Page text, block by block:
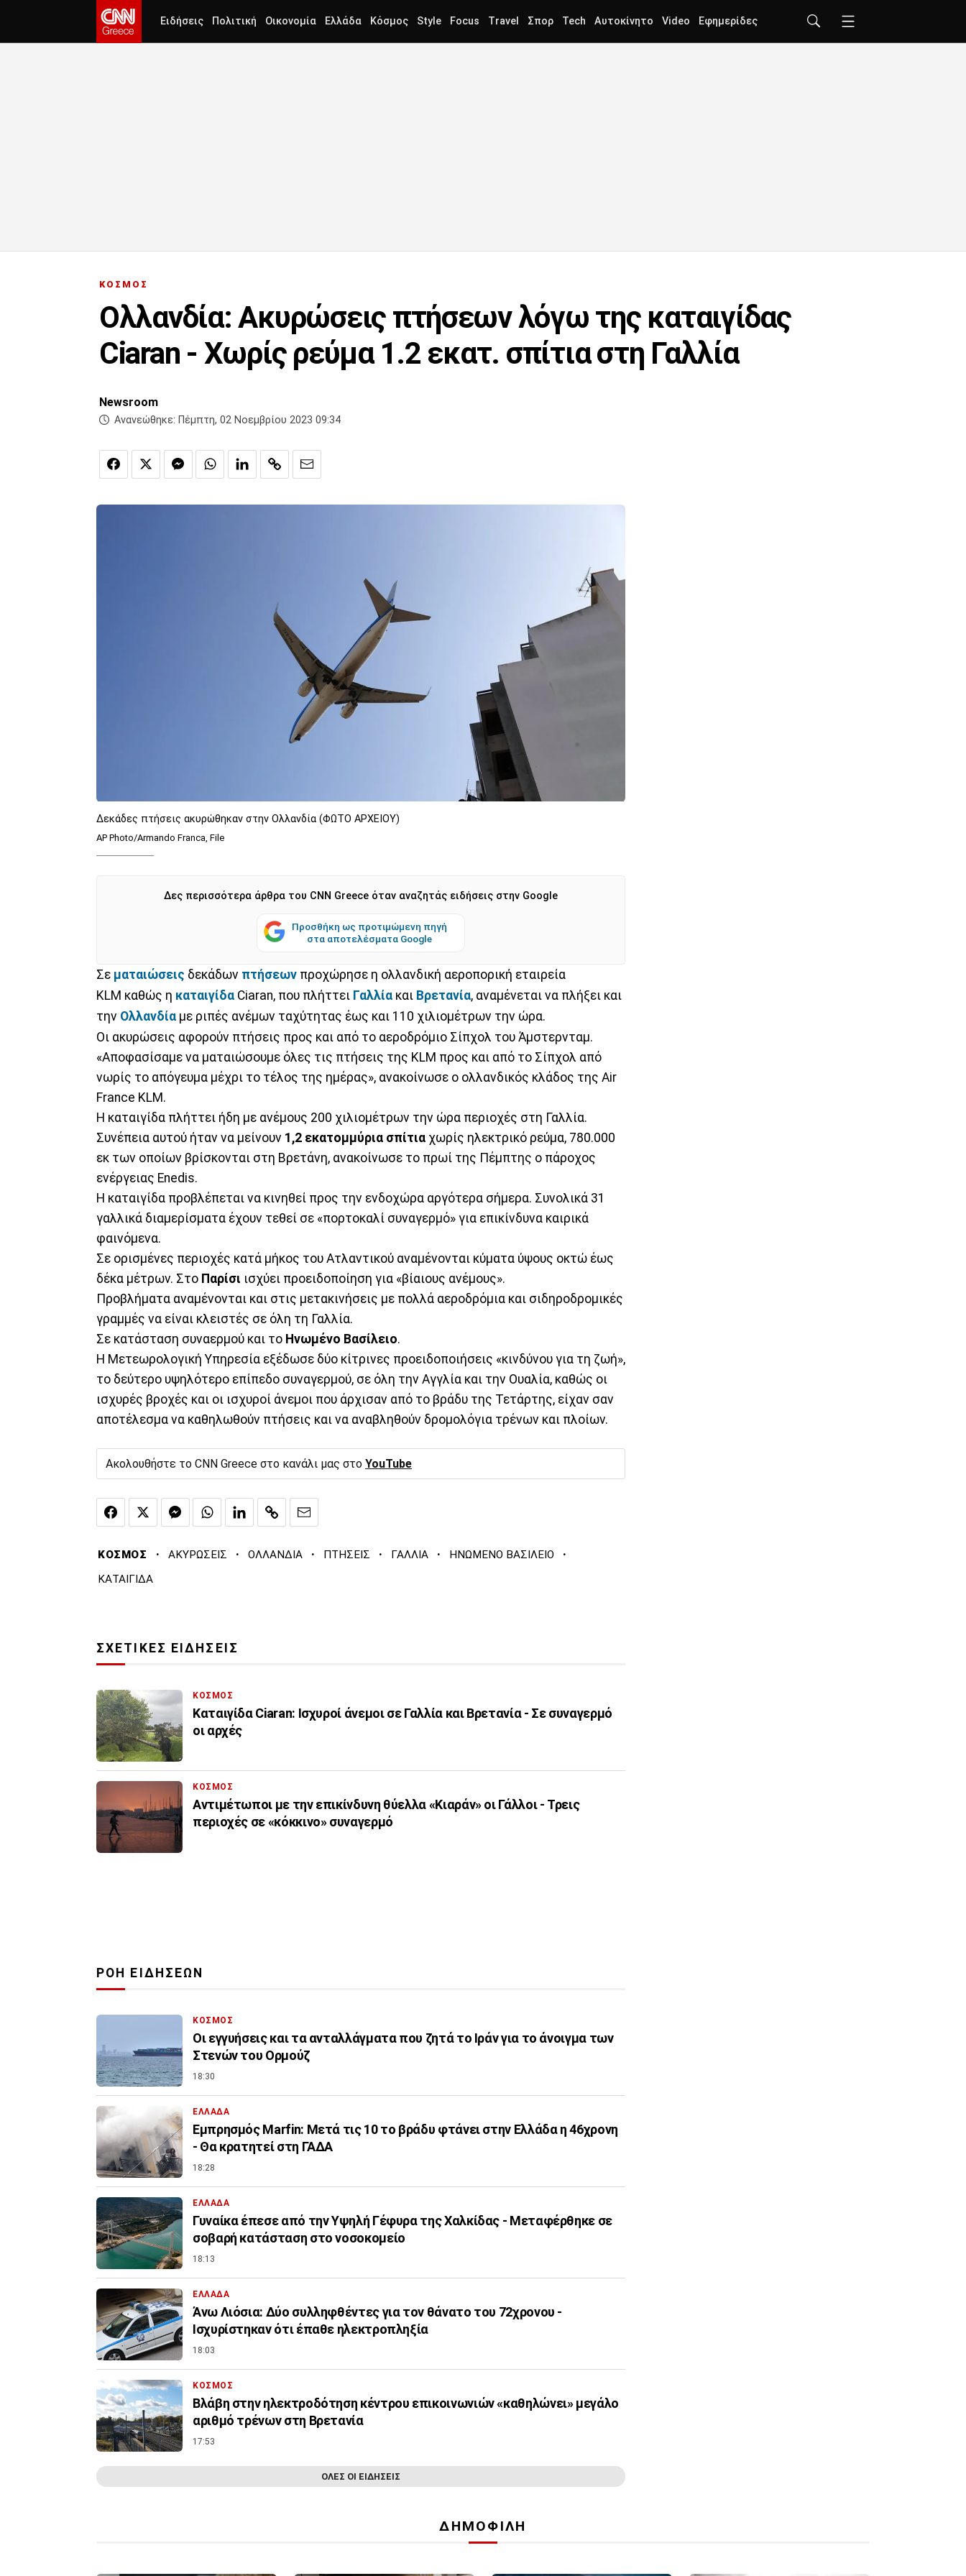
Ειδήσεις Πολιτική Οικονομία Ελλάδα Κόσμος Style Focus Travel Σπορ Tech Αυτοκίνητο Video Εφημερίδες
ΚΟΣΜΟΣ
Ολλανδία: Ακυρώσεις πτήσεων λόγω της καταιγίδας
Ciaran - Χωρίς ρεύμα 1.2 εκατ. σπίτια στη Γαλλία
Newsroom
Ανανεώθηκε: Πέμπτη, 02 Νοεμβρίου 2023 09:34
Δεκάδες πτήσεις ακυρώθηκαν στην Ολλανδία (ΦΩΤΟ ΑΡΧΕΙΟΥ)
AP Photo/Armando Franca, File
Δες περισσότερα άρθρα του CNN Greece όταν αναζητάς ειδήσεις στην Google
Προσθήκη ως προτιμώμενη πηγή
στα αποτελέσματα Google
Σε ματαιώσεις δεκάδων πτήσεων προχώρησε η ολλανδική αεροπορική εταιρεία
KLM καθώς η καταιγίδα Ciaran, που πλήττει Γαλλία και Βρετανία, αναμένεται να πλήξει και
την Ολλανδία με ριπές ανέμων ταχύτητας έως και 110 χιλιομέτρων την ώρα.
Οι ακυρώσεις αφορούν πτήσεις προς και από το αεροδρόμιο Σίπχολ του Άμστερνταμ.
«Αποφασίσαμε να ματαιώσουμε όλες τις πτήσεις της KLM προς και από το Σίπχολ από
νωρίς το απόγευμα μέχρι το τέλος της ημέρας», ανακοίνωσε ο ολλανδικός κλάδος της Air
France KLM.
Η καταιγίδα πλήττει ήδη με ανέμους 200 χιλιομέτρων την ώρα περιοχές στη Γαλλία.
Συνέπεια αυτού ήταν να μείνουν 1,2 εκατομμύρια σπίτια χωρίς ηλεκτρικό ρεύμα, 780.000
εκ των οποίων βρίσκονται στη Βρετάνη, ανακοίνωσε το πρωί της Πέμπτης ο πάροχος
ενέργειας Enedis.
Η καταιγίδα προβλέπεται να κινηθεί προς την ενδοχώρα αργότερα σήμερα. Συνολικά 31
γαλλικά διαμερίσματα έχουν τεθεί σε «πορτοκαλί συναγερμό» για επικίνδυνα καιρικά
φαινόμενα.
Σε ορισμένες περιοχές κατά μήκος του Ατλαντικού αναμένονται κύματα ύψους οκτώ έως
δέκα μέτρων. Στο Παρίσι ισχύει προειδοποίηση για «βίαιους ανέμους».
Προβλήματα αναμένονται και στις μετακινήσεις με πολλά αεροδρόμια και σιδηροδρομικές
γραμμές να είναι κλειστές σε όλη τη Γαλλία.
Σε κατάσταση συναερμού και το Ηνωμένο Βασίλειο.
Η Μετεωρολογική Υπηρεσία εξέδωσε δύο κίτρινες προειδοποιήσεις «κινδύνου για τη ζωή»,
το δεύτερο υψηλότερο επίπεδο συναγερμού, σε όλη την Αγγλία και την Ουαλία, καθώς οι
ισχυρές βροχές και οι ισχυροί άνεμοι που άρχισαν από το βράδυ της Τετάρτης, είχαν σαν
αποτέλεσμα να καθηλωθούν πτήσεις και να αναβληθούν δρομολόγια τρένων και πλοίων.
Ακολουθήστε το CNN Greece στο κανάλι μας στο YouTube
ΚΟΣΜΟΣ · ΑΚΥΡΩΣΕΙΣ · ΟΛΛΑΝΔΙΑ · ΠΤΗΣΕΙΣ · ΓΑΛΛΙΑ · ΗΝΩΜΕΝΟ ΒΑΣΙΛΕΙΟ ·
ΚΑΤΑΙΓΙΔΑ
ΣΧΕΤΙΚΕΣ ΕΙΔΗΣΕΙΣ
ΚΟΣΜΟΣ
Καταιγίδα Ciaran: Ισχυροί άνεμοι σε Γαλλία και Βρετανία - Σε συναγερμό
οι αρχές
ΚΟΣΜΟΣ
Αντιμέτωποι με την επικίνδυνη θύελλα «Κιαράν» οι Γάλλοι - Τρεις
περιοχές σε «κόκκινο» συναγερμό
ΡΟΗ ΕΙΔΗΣΕΩΝ
ΚΟΣΜΟΣ
Οι εγγυήσεις και τα ανταλλάγματα που ζητά το Ιράν για το άνοιγμα των
Στενών του Ορμούζ
18:30
ΕΛΛΑΔΑ
Εμπρησμός Marfin: Μετά τις 10 το βράδυ φτάνει στην Ελλάδα η 46χρονη
- Θα κρατητεί στη ΓΑΔΑ
18:28
ΕΛΛΑΔΑ
Γυναίκα έπεσε από την Υψηλή Γέφυρα της Χαλκίδας - Μεταφέρθηκε σε
σοβαρή κατάσταση στο νοσοκομείο
18:13
ΕΛΛΑΔΑ
Άνω Λιόσια: Δύο συλληφθέντες για τον θάνατο του 72χρονου -
Ισχυρίστηκαν ότι έπαθε ηλεκτροπληξία
18:03
ΚΟΣΜΟΣ
Βλάβη στην ηλεκτροδότηση κέντρου επικοινωνιών «καθηλώνει» μεγάλο
αριθμό τρένων στη Βρετανία
17:53
ΟΛΕΣ ΟΙ ΕΙΔΗΣΕΙΣ
ΔΗΜΟΦΙΛΗ